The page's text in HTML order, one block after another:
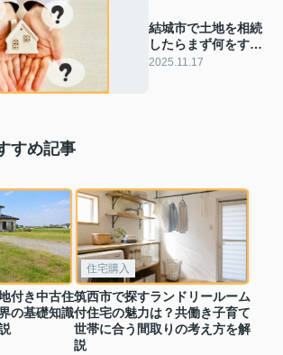
結城市で土地を相続
したらまず何をす
る？売却や税金手続
2025.11.17
すめ記事
付き中古住
の基礎知識
住宅購入
筑西市で探すランドリールーム
付住宅の魅力は？共働き子育て
世帯に合う間取りの考え方を解
説